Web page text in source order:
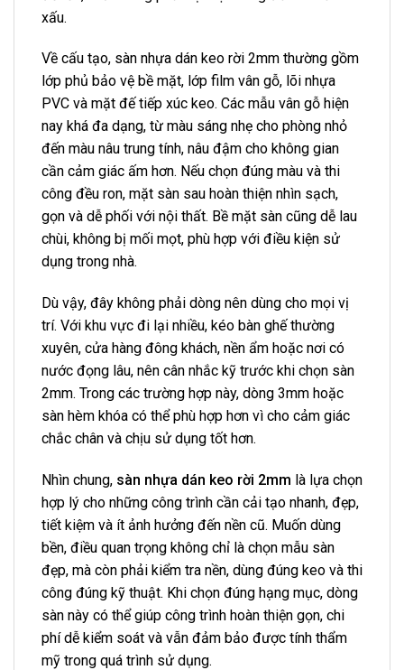
xấu.
Về cấu tạo, sàn nhựa dán keo rời 2mm thường gồm
lớp phủ bảo vệ bề mặt, lớp film vân gỗ, lõi nhựa
PVC và mặt đế tiếp xúc keo. Các mẫu vân gỗ hiện
nay khá đa dạng, từ màu sáng nhẹ cho phòng nhỏ
đến màu nâu trung tính, nâu đậm cho không gian
cần cảm giác ấm hơn. Nếu chọn đúng màu và thi
công đều ron, mặt sàn sau hoàn thiện nhìn sạch,
gọn và dễ phối với nội thất. Bề mặt sàn cũng dễ lau
chùi, không bị mối mọt, phù hợp với điều kiện sử
dụng trong nhà.
Dù vậy, đây không phải dòng nên dùng cho mọi vị
trí. Với khu vực đi lại nhiều, kéo bàn ghế thường
xuyên, cửa hàng đông khách, nền ẩm hoặc nơi có
nước đọng lâu, nên cân nhắc kỹ trước khi chọn sàn
2mm. Trong các trường hợp này, dòng 3mm hoặc
sàn hèm khóa có thể phù hợp hơn vì cho cảm giác
chắc chân và chịu sử dụng tốt hơn.
Nhìn chung, sàn nhựa dán keo rời 2mm là lựa chọn
hợp lý cho những công trình cần cải tạo nhanh, đẹp,
tiết kiệm và ít ảnh hưởng đến nền cũ. Muốn dùng
bền, điều quan trọng không chỉ là chọn mẫu sàn
đẹp, mà còn phải kiểm tra nền, dùng đúng keo và thi
công đúng kỹ thuật. Khi chọn đúng hạng mục, dòng
sàn này có thể giúp công trình hoàn thiện gọn, chi
phí dễ kiểm soát và vẫn đảm bảo được tính thẩm
mỹ trong quá trình sử dụng.